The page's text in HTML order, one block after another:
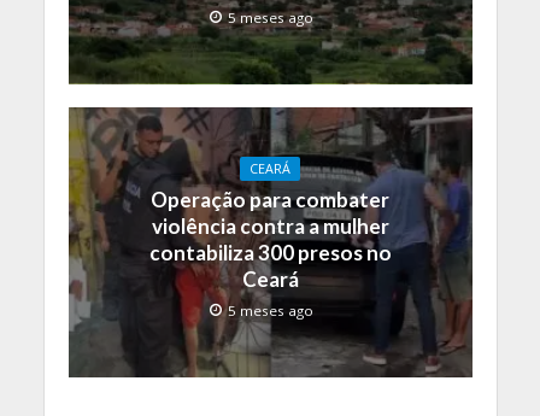
5 meses ago
CEARÁ
Operação para combater
violência contra a mulher
contabiliza 300 presos no
Ceará
5 meses ago